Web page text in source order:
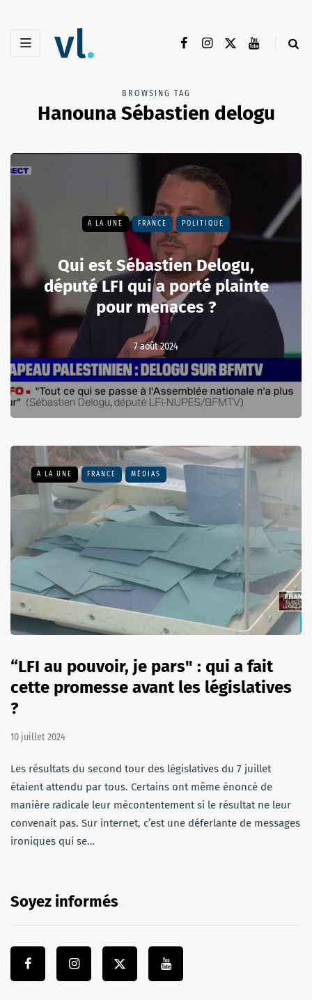
BROWSING TAG
Hanouna Sébastien delogu
A LA UNE FRANCE POLITIQUE
Qui est Sébastien Delogu,
député LFI qui a porté plainte
pour menaces ?
7 août 2024
A LA UNE FRANCE MÉDIAS
“LFI au pouvoir, je pars" : qui a fait
cette promesse avant les législatives
?
10 juillet 2024
Les résultats du second tour des législatives du 7 juillet
étaient attendu par tous. Certains ont même énoncé de
manière radicale leur mécontentement si le résultat ne leur
convenait pas. Sur internet, c’est une déferlante de messages
ironiques qui se…
Soyez informés